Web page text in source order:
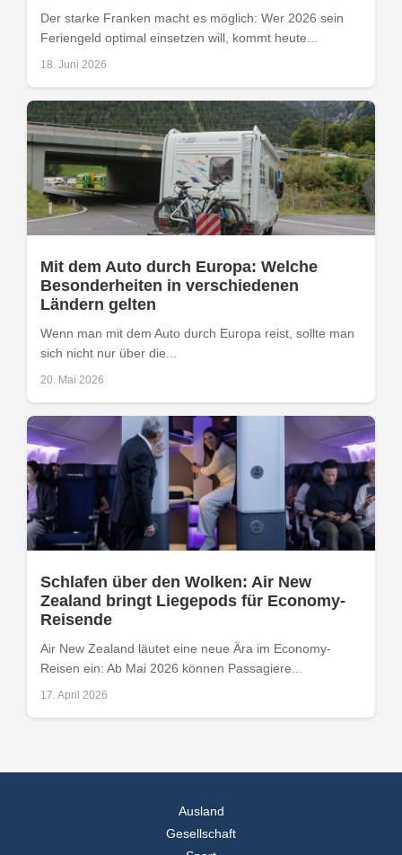
Der starke Franken macht es möglich: Wer 2026 sein
Feriengeld optimal einsetzen will, kommt heute...
18. Juni 2026
Mit dem Auto durch Europa: Welche
Besonderheiten in verschiedenen
Ländern gelten
Wenn man mit dem Auto durch Europa reist, sollte man
sich nicht nur über die...
20. Mai 2026
Schlafen über den Wolken: Air New
Zealand bringt Liegepods für Economy-
Reisende
Air New Zealand läutet eine neue Ära im Economy-
Reisen ein: Ab Mai 2026 können Passagiere...
17. April 2026
Ausland
Gesellschaft